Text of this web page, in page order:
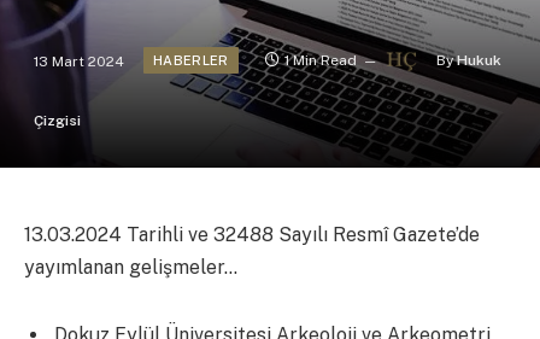
13 Mart 2024 HABERLER 1 Min Read By Hukuk
Çizgisi
13.03.2024 Tarihli ve 32488 Sayılı Resmî Gazete’de
yayımlanan gelişmeler…